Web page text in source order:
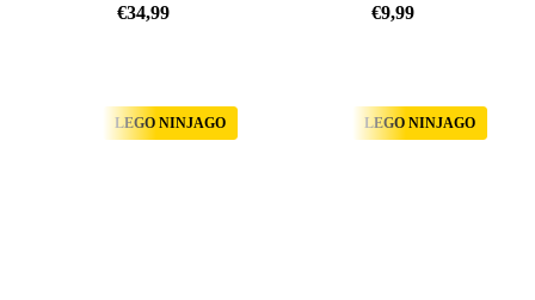
€34,99 €9,99
LEGO NINJAGO LEGO NINJAGO